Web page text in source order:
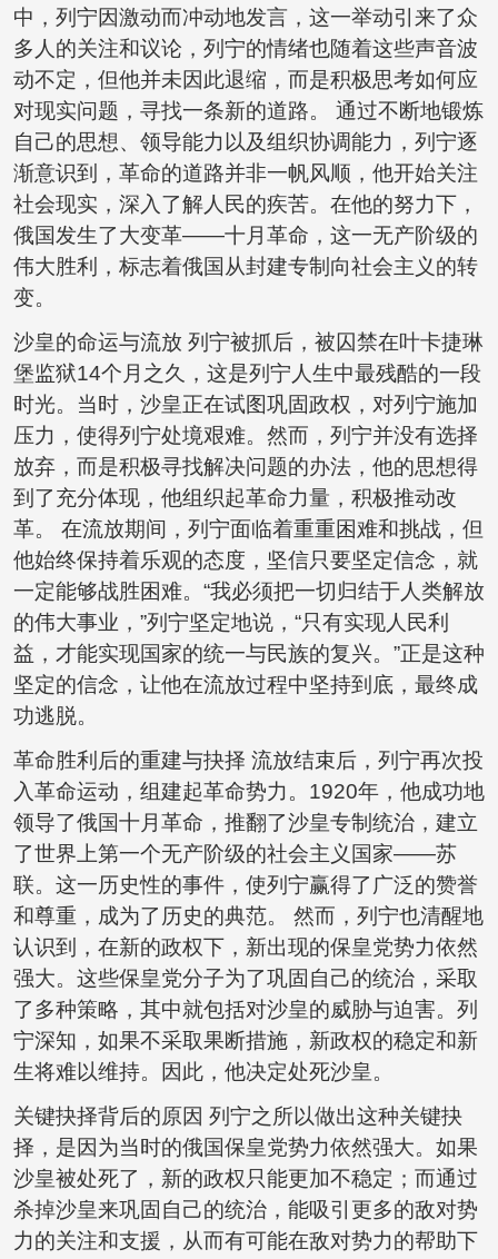
中，列宁因激动而冲动地发言，这一举动引来了众
多人的关注和议论，列宁的情绪也随着这些声音波
动不定，但他并未因此退缩，而是积极思考如何应
对现实问题，寻找一条新的道路。 通过不断地锻炼
自己的思想、领导能力以及组织协调能力，列宁逐
渐意识到，革命的道路并非一帆风顺，他开始关注
社会现实，深入了解人民的疾苦。在他的努力下，
俄国发生了大变革——十月革命，这一无产阶级的
伟大胜利，标志着俄国从封建专制向社会主义的转
变。
沙皇的命运与流放 列宁被抓后，被囚禁在叶卡捷琳
堡监狱14个月之久，这是列宁人生中最残酷的一段
时光。当时，沙皇正在试图巩固政权，对列宁施加
压力，使得列宁处境艰难。然而，列宁并没有选择
放弃，而是积极寻找解决问题的办法，他的思想得
到了充分体现，他组织起革命力量，积极推动改
革。 在流放期间，列宁面临着重重困难和挑战，但
他始终保持着乐观的态度，坚信只要坚定信念，就
一定能够战胜困难。“我必须把一切归结于人类解放
的伟大事业，”列宁坚定地说，“只有实现人民利
益，才能实现国家的统一与民族的复兴。”正是这种
坚定的信念，让他在流放过程中坚持到底，最终成
功逃脱。
革命胜利后的重建与抉择 流放结束后，列宁再次投
入革命运动，组建起革命势力。1920年，他成功地
领导了俄国十月革命，推翻了沙皇专制统治，建立
了世界上第一个无产阶级的社会主义国家——苏
联。这一历史性的事件，使列宁赢得了广泛的赞誉
和尊重，成为了历史的典范。 然而，列宁也清醒地
认识到，在新的政权下，新出现的保皇党势力依然
强大。这些保皇党分子为了巩固自己的统治，采取
了多种策略，其中就包括对沙皇的威胁与迫害。列
宁深知，如果不采取果断措施，新政权的稳定和新
生将难以维持。因此，他决定处死沙皇。
关键抉择背后的原因 列宁之所以做出这种关键抉
择，是因为当时的俄国保皇党势力依然强大。如果
沙皇被处死了，新的政权只能更加不稳定；而通过
杀掉沙皇来巩固自己的统治，能吸引更多的敌对势
力的关注和支援，从而有可能在敌对势力的帮助下